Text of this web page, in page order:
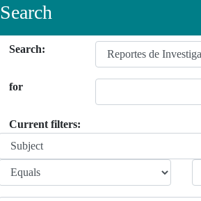
Search
Search:
for
Current filters: